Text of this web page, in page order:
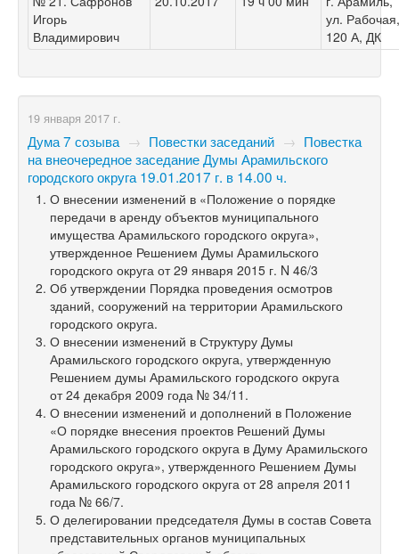
Игорь
Владимирович
ул. Рабочая,
120 А, ДК
19 января 2017 г.
Дума 7 созыва → Повестки заседаний → Повестка
на внеочередное заседание Думы Арамильского
городского округа 19.01.2017 г. в 14.00 ч.
О внесении изменений в «Положение о порядке
передачи в аренду объектов муниципального
имущества Арамильского городского округа»,
утвержденное Решением Думы Арамильского
городского округа от 29 января 2015 г. N 46/3
Об утверждении Порядка проведения осмотров
зданий, сооружений на территории Арамильского
городского округа.
О внесении изменений в Структуру Думы
Арамильского городского округа, утвержденную
Решением думы Арамильского городского округа
от 24 декабря 2009 года № 34/11.
О внесении изменений и дополнений в Положение
«О порядке внесения проектов Решений Думы
Арамильского городского округа в Думу Арамильского
городского округа», утвержденного Решением Думы
Арамильского городского округа от 28 апреля 2011
года № 66/7.
О делегировании председателя Думы в состав Совета
представительных органов муниципальных